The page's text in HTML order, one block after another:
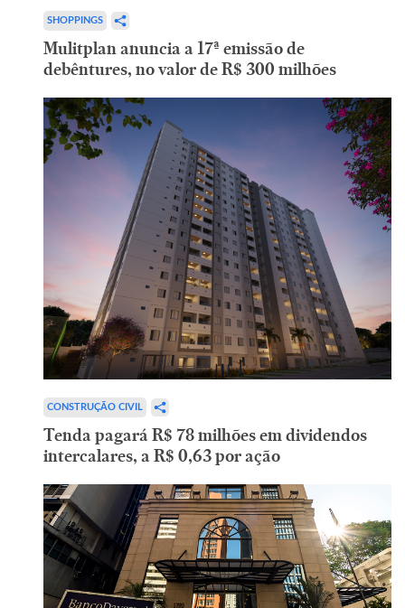
SHOPPINGS
Mulitplan anuncia a 17ª emissão de
debêntures, no valor de R$ 300 milhões
CONSTRUÇÃO CIVIL
Tenda pagará R$ 78 milhões em dividendos
intercalares, a R$ 0,63 por ação